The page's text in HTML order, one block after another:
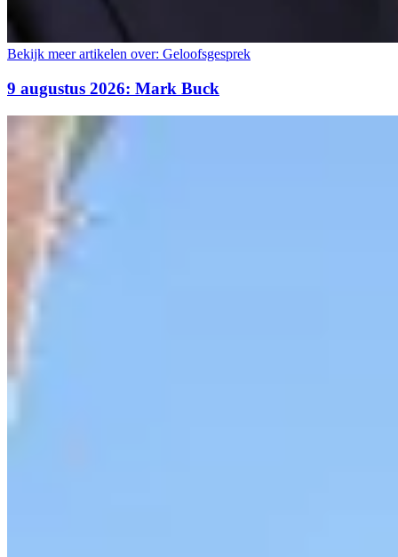
Bekijk meer artikelen over: Geloofsgesprek
9 augustus 2026: Mark Buck